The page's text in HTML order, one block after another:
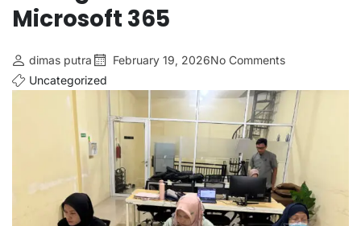
Microsoft 365
dimas putra February 19, 2026No Comments
Uncategorized